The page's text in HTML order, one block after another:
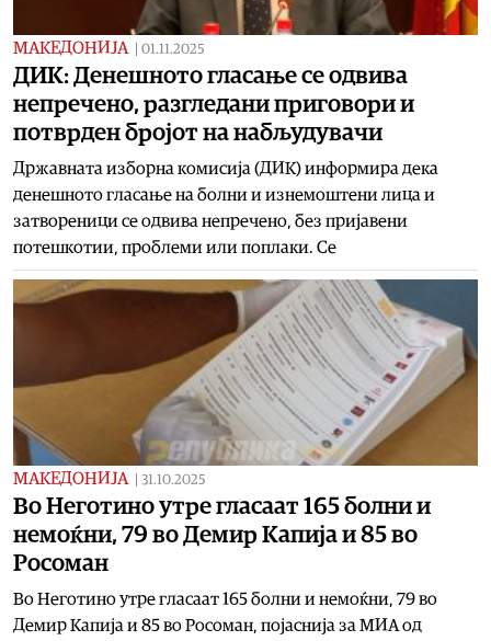
МАКЕДОНИЈА 01.11.2025
ДИК: Денешното гласање се одвива
непречено, разгледани приговори и
потврден бројот на набљудувачи
Државната изборна комисија (ДИК) информира дека
денешното гласање на болни и изнемоштени лица и
затвореници се одвива непречено, без пријавени
потешкотии, проблеми или поплаки. Се
МАКЕДОНИЈА 31.10.2025
Во Неготино утре гласаат 165 болни и
немоќни, 79 во Демир Капија и 85 во
Росоман
Во Неготино утре гласаат 165 болни и немоќни, 79 во
Демир Капија и 85 во Росоман, појаснија за МИА од